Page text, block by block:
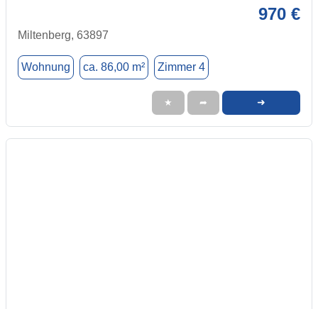
970 €
Miltenberg, 63897
Wohnung ca. 86,00 m² Zimmer 4
★ ➦ ➜